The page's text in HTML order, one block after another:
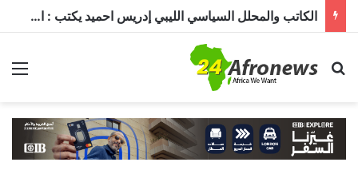
السعودية وتركيا وباكستان توقع «اتفاقية مكة للدفاع المشترك».. هجوم على دولة يُعد اعتداءً على الجميع
بحث عن